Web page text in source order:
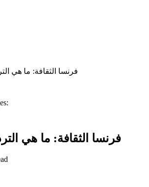
فرنسا الثقافة: ما هي
فرنسا الثقافة: ما هي